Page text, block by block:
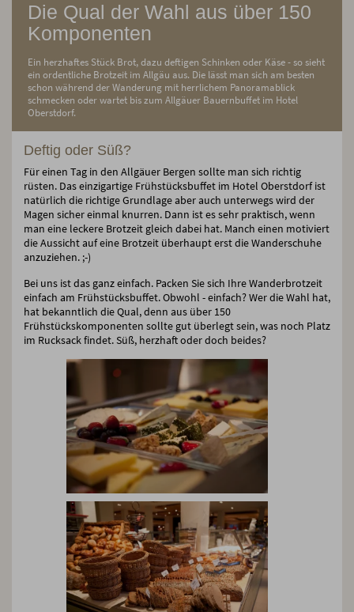
Die Qual der Wahl aus über 150
Komponenten
Ein herzhaftes Stück Brot, dazu deftigen Schinken oder Käse - so sieht
ein ordentliche Brotzeit im Allgäu aus. Die lässt man sich am besten
schon während der Wanderung mit herrlichem Panoramablick
schmecken oder wartet bis zum Allgäuer Bauernbuffet im Hotel
Oberstdorf.
Deftig oder Süß?
Für einen Tag in den Allgäuer Bergen sollte man sich richtig
rüsten. Das einzigartige Frühstücksbuffet im Hotel Oberstdorf ist
natürlich die richtige Grundlage aber auch unterwegs wird der
Magen sicher einmal knurren. Dann ist es sehr praktisch, wenn
man eine leckere Brotzeit gleich dabei hat. Manch einen motiviert
die Aussicht auf eine Brotzeit überhaupt erst die Wanderschuhe
anzuziehen. ;-)
Bei uns ist das ganz einfach. Packen Sie sich Ihre Wanderbrotzeit
einfach am Frühstücksbuffet. Obwohl - einfach? Wer die Wahl hat,
hat bekanntlich die Qual, denn aus über 150
Frühstückskomponenten sollte gut überlegt sein, was noch Platz
im Rucksack findet. Süß, herzhaft oder doch beides?